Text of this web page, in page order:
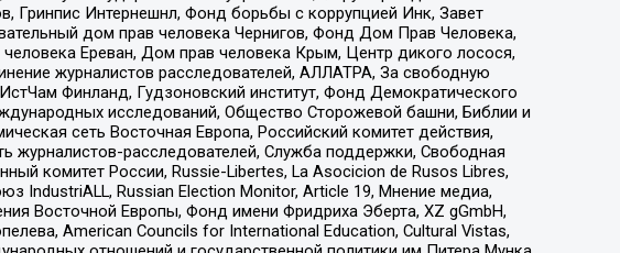
Гринпис Интернешнл, Фонд борьбы с коррупцией Инк, Завет
дом прав человека Чернигов, Фонд Дом Прав Человека,
Ереван, Дом прав человека Крым, Центр дикого лосося,
журналистов расследователей, АЛЛАТРА, За свободную
Финланд, Гудзоновский институт, Фонд Демократического
исследований, Общество Сторожевой башни, Библии и
сеть Восточная Европа, Российский комитет действия,
расследователей, Служба поддержки, Свободная
комитет России, Russie-Libertes, La Asocicion de Rusos Libres,
IndustriALL, Russian Election Monitor, Article 19, Мнение медиа,
Восточной Европы, Фонд имени Фридриха Эберта, XZ gGmbH,
American Councils for International Education, Cultural Vistas,